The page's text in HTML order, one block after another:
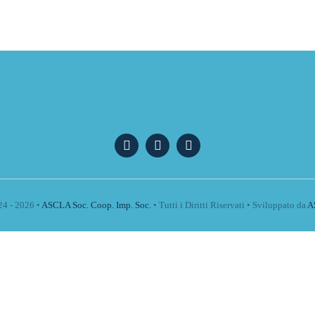
- 2026 • ASCLA Soc. Coop. Imp. Soc.• Tutti i Diritti Riservati • Sviluppato da